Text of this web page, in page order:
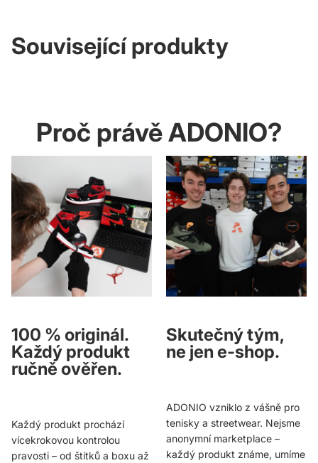
Související produkty
Proč právě ADONIO?
100 % originál.
Každý produkt
ručně ověřen.
Každý produkt prochází
vícekrokovou kontrolou
pravosti – od štítků a boxu až
Skutečný tým,
ne jen e-shop.
ADONIO vzniklo z vášně pro
tenisky a streetwear. Nejsme
anonymní marketplace –
každý produkt známe, umíme